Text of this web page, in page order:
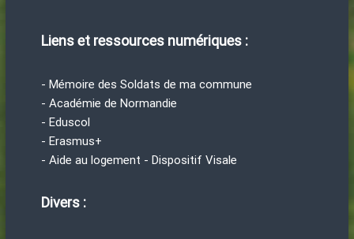
Liens et ressources numériques :
- Mémoire des Soldats de ma commune
- Académie de Normandie
- Eduscol
- Erasmus+
- Aide au logement - Dispositif Visale
Divers :